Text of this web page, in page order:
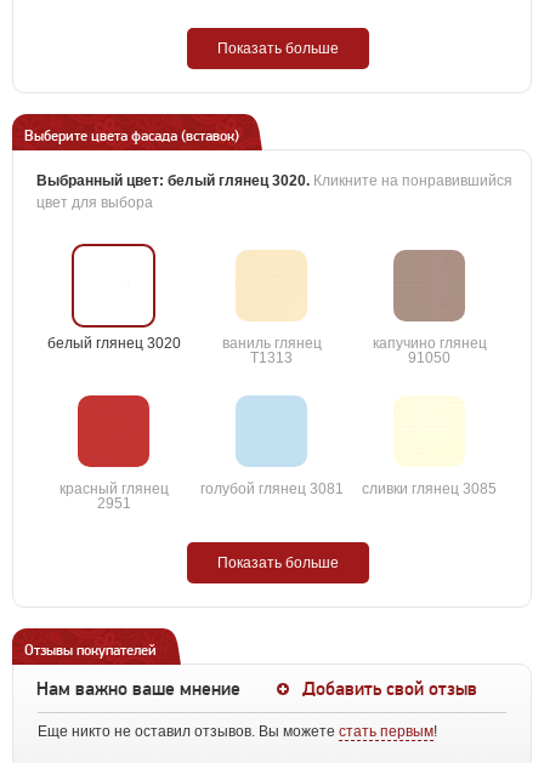
Показать больше
Выберите цвета фасада (вставок)
Выбранный цвет: белый глянец 3020. Кликните на понравившийся
цвет для выбора
белый глянец 3020
ваниль глянец
T1313
капучино глянец
91050
красный глянец
2951
голубой глянец 3081 сливки глянец 3085
Показать больше
Отзывы покупателей
Нам важно ваше мнение Добавить свой отзыв
Еще никто не оставил отзывов. Вы можете стать первым!